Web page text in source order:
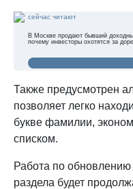
сейчас читают
В Москве продают бывший
почему инвесторы охотятся за
Также предусмотрен
позволяет легко
букве фамилии,
списком.
Работа по обновлению
раздела будет